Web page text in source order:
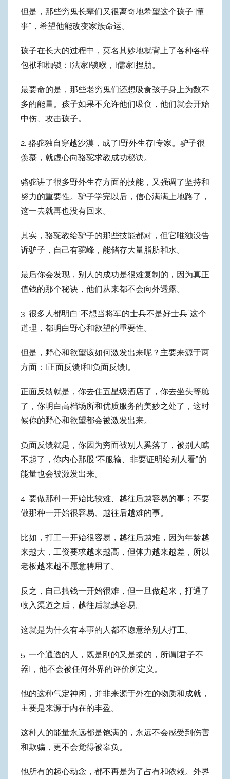
p
u
m
Y
e
o
g
但是，那些穷鬼长辈们又很离奇地希望这个孩子“懂
事”，希望他能改变家族命运。
孩子在长大的过程中，莫名其妙地就背上了各种各样
包袱和枷锁：[法家]锁喉，[儒家]捏肋。
最要命的是，那些老穷鬼们还想吸食孩子身上为数不
多的能量。孩子如果不允许他们吸食，他们就会开始
中伤、攻击孩子。
2. 骆驼独自穿越沙漠，成了[野外生存]专家。驴子很
羡慕，就虚心向骆驼求教成功秘诀。
骆驼讲了很多野外生存方面的技能，又强调了坚持和
努力的重要性。驴子学完以后，信心满满上地路了，
这一去就再也没有回来。
其实，骆驼教给驴子的那些技能都对，但它唯独没告
诉驴子，自己有驼峰，能储存大量脂肪和水。
最后你会发现，别人的成功是很难复制的，因为真正
值钱的那个秘诀，他们从来都不会向外透露。
3. 很多人都明白“不想当将军的士兵不是好士兵”这个
道理，都明白野心和欲望的重要性。
但是，野心和欲望该如何激发出来呢？主要来源于两
方面：[正面反馈]和[负面反馈]。
正面反馈就是，你去住五星级酒店了，你去坐头等舱
了，你明白高档场所和优质服务的美妙之处了，这时
候你的野心和欲望都会被激发出来。
负面反馈就是，你因为穷而被别人奚落了，被别人瞧
不起了，你内心那股“不服输、非要证明给别人看”的
能量也会被激发出来。
4. 要做那种一开始比较难、越往后越容易的事；不要
做那种一开始很容易、越往后越难的事。
比如，打工一开始很容易，越往后越难，因为年龄越
来越大，工资要求越来越高，但体力越来越差，所以
老板越来越不愿意聘用了。
反之，自己搞钱一开始很难，但一旦做起来，打通了
收入渠道之后，越往后就越容易。
这就是为什么有本事的人都不愿意给别人打工。
5. 一个通透的人，既是刚的又是柔的，所谓[君子不
器]，他不会被任何外界的评价所定义。
他的这种气定神闲，并非来源于外在的物质和成就，
主要是来源于内在的丰盈。
这种人的能量永远都是饱满的，永远不会感受到伤害
和欺骗，更不会觉得被辜负。
他所有的起心动念，都不再是为了占有和依赖。外界